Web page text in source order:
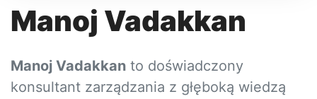
Manoj Vadakkan
Manoj Vadakkan to doświadczony
konsultant zarządzania z głęboką wiedzą